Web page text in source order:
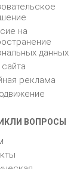
на
данных
реклама
ВОПРОСЫ